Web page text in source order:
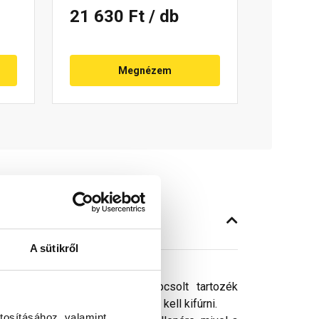
A sütikről
21 630 Ft / db
Megnézem
és rögzítésére. A hozzá kapcsolt tartozék
helyét az adaptereken kell kifúrni.